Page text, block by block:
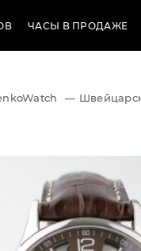
ЧАСЫ В ПРОДАЖЕ
—